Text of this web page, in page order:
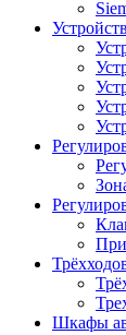
Шкафы